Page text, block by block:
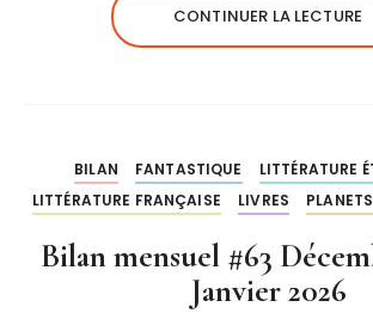
CONTINUER LA LECTURE
BILAN FANTASTIQUE
LITTÉRATURE
LITTÉRATURE FRANÇAISE
LIVRES
Bilan mensuel #63
Janvier 2026